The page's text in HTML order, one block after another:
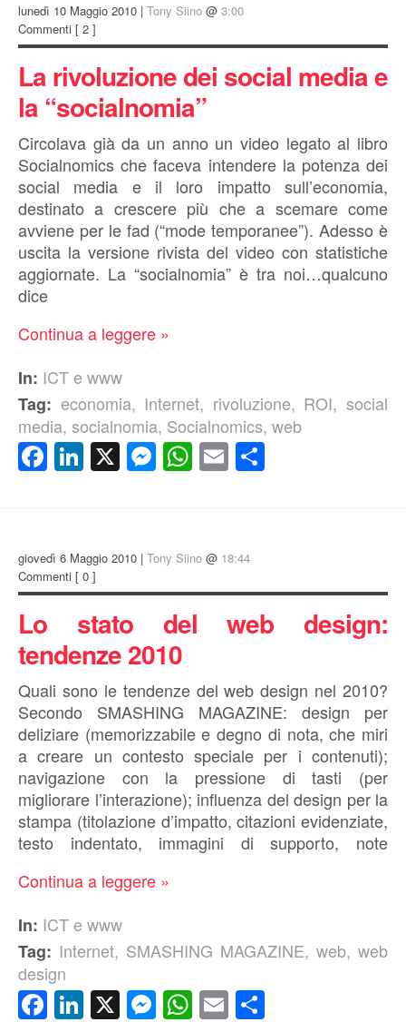
lunedì 10 Maggio 2010 | Tony Siino @ 3:00
Commenti [ 2 ]
La rivoluzione dei social media e
la “socialnomia”
Circolava già da un anno un video legato al libro
Socialnomics che faceva intendere la potenza dei
social media e il loro impatto sull’economia,
destinato a crescere più che a scemare come
avviene per le fad (“mode temporanee”). Adesso è
uscita la versione rivista del video con statistiche
aggiornate. La “socialnomia” è tra noi…qualcuno
dice
Continua a leggere »
In: ICT e www
Tag: economia, Internet, rivoluzione, ROI,social
media, socialnomia, Socialnomics, web
Facebook
LinkedIn
X Messenger
WhatsApp
Email
giovedì 6 Maggio 2010 | Tony Siino @ 18:44
Commenti [ 0 ]
Lo stato del web design:
tendenze 2010
Quali sono le tendenze del web design nel 2010?
Secondo SMASHING MAGAZINE: design per
deliziare (memorizzabile e degno di nota, che miri
a creare un contesto speciale per i contenuti);
navigazione con la pressione di tasti (per
migliorare l’interazione); influenza del design per la
stampa (titolazione d’impatto, citazioni evidenziate,
testo indentato, immagini di supporto, note
Continua a leggere »
In: ICT e www
Tag: Internet, SMASHING MAGAZINE, web, web
design
Facebook
LinkedIn
X Messenger
WhatsApp
Email